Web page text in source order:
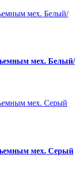
мех. Белый/
мех. Серый